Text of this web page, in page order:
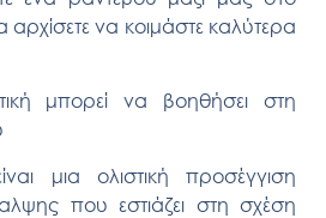
να κοιμάστε καλύτερα
μπορεί να βοηθήσει στη
μια ολιστική προσέγγιση
που εστιάζει στη σχέση